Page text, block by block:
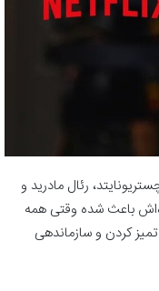
رئال مادرید و
باعث شده وقتی همه
کردن و سازماندهی